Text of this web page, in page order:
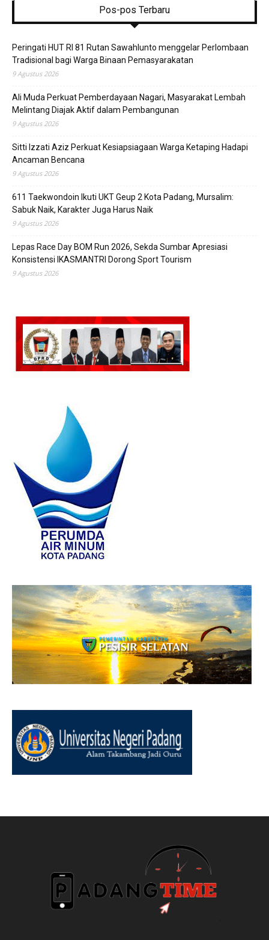
Pos-pos Terbaru
Peringati HUT RI 81 Rutan Sawahlunto menggelar Perlombaan
Tradisional bagi Warga Binaan Pemasyarakatan
9 Agustus 2026
Ali Muda Perkuat Pemberdayaan Nagari, Masyarakat Lembah
Melintang Diajak Aktif dalam Pembangunan
9 Agustus 2026
Sitti Izzati Aziz Perkuat Kesiapsiagaan Warga Ketaping Hadapi
Ancaman Bencana
9 Agustus 2026
611 Taekwondoin Ikuti UKT Geup 2 Kota Padang, Mursalim:
Sabuk Naik, Karakter Juga Harus Naik
9 Agustus 2026
Lepas Race Day BOM Run 2026, Sekda Sumbar Apresiasi
Konsistensi IKASMANTRI Dorong Sport Tourism
9 Agustus 2026